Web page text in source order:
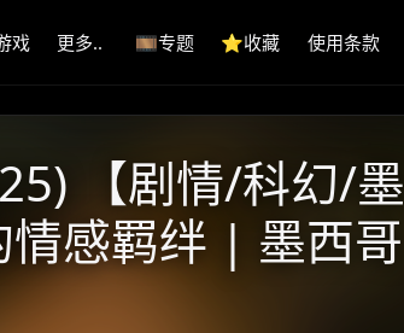
戏 更多.. 🎞️专题 ⭐️收藏 使用条款
【剧情/科幻/墨
感羁绊 | 墨西哥